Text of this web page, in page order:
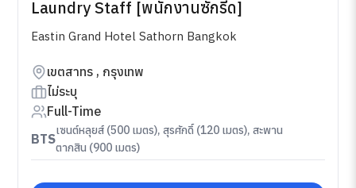
Laundry Staff [พนักงานซักรีด]
Eastin Grand Hotel Sathorn Bangkok
เขตสาทร , กรุงเทพ
ไม่ระบุ
Full-Time
BTS
เซนต์หลุยส์ (500 เมตร), สุรศักดิ์ (120 เมตร), สะพาน
ตากสิน (900 เมตร)